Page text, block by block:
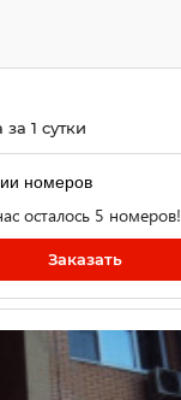
за 1 сутки
номеров
осталось 5 номеров!
Заказать